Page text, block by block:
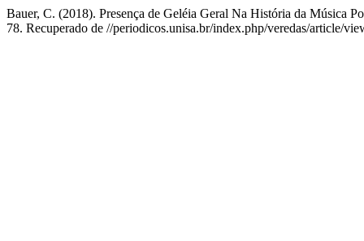
Bauer, C. (2018). Presença de Geléia Geral Na História da Música
78. Recuperado de //periodicos.unisa.br/index.php/veredas/article/